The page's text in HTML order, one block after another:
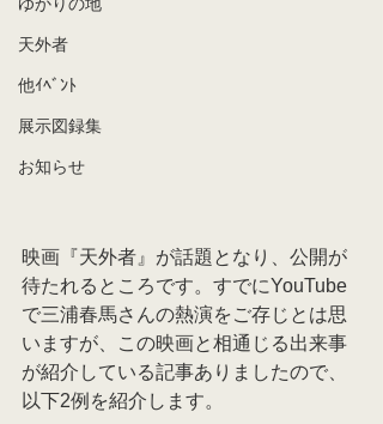
天外者
他ｲﾍﾞﾝﾄ
展示図録集
お知らせ
映画『天外者』が話題となり、公開が
待たれるところです。すでにYouTube
で三浦春馬さんの熱演をご存じとは思
いますが、この映画と相通じる出来事
が紹介している記事ありましたので、
以下2例を紹介します。